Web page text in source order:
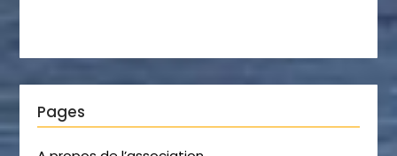
Pages